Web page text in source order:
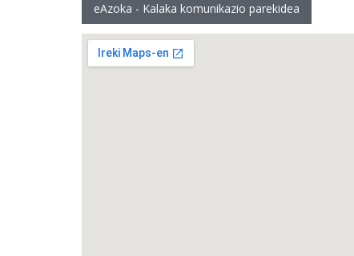
eAzoka - Kalaka komunikazio parekidea